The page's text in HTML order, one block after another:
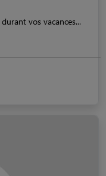
vos vacances...